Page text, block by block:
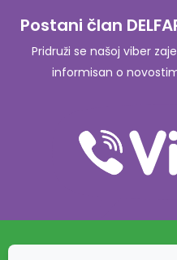
Postani član
Pridruži se našoj viber
informisan o